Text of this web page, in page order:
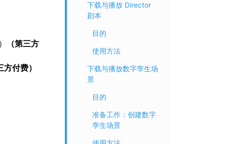
（第三方
方付费）
下载与播放 Director
剧本
目的
使用方法
下载与播放数字孪生场
景
目的
准备工作：创建数字
孪生场景